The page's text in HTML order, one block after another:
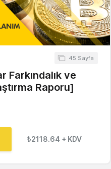
45 Sayfa
Farkındalık ve
Raporu]
₺2118.64 + KDV